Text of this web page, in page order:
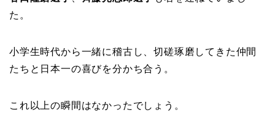
た。
小学生時代から一緒に稽古し、切磋琢磨してきた仲間
たちと日本一の喜びを分かち合う。
これ以上の瞬間はなかったでしょう。